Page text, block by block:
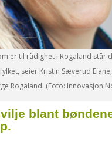
er til rådighet i Rogaland står
seier Kristin Sæverud
Rogaland. (Foto: Innovasjon
blant